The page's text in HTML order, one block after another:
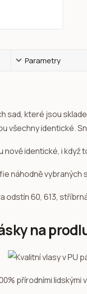
Parametry
které jsou
všechny identické.
nově identické, i
náhodně vybraných
odstín 60, 613,
na
přírodními